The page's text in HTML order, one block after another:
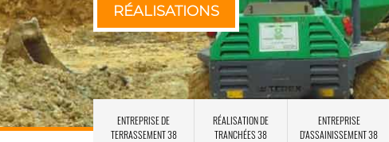
RÉALISATIONS
ENTREPRISE DE
TERRASSEMENT 38
RÉALISATION DE
TRANCHÉES 38
ENTREPRISE
D'ASSAINISSEMENT 38